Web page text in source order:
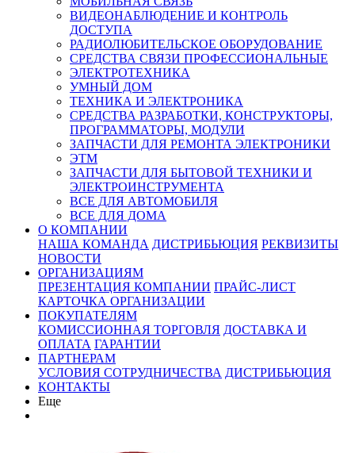
ВИДЕОНАБЛЮДЕНИЕ И КОНТРОЛЬ
ДОСТУПА
РАДИОЛЮБИТЕЛЬСКОЕ ОБОРУДОВАНИЕ
СРЕДСТВА СВЯЗИ ПРОФЕССИОНАЛЬНЫЕ
ЭЛЕКТРОТЕХНИКА
УМНЫЙ ДОМ
ТЕХНИКА И ЭЛЕКТРОНИКА
СРЕДСТВА РАЗРАБОТКИ, КОНСТРУКТОРЫ,
ПРОГРАММАТОРЫ, МОДУЛИ
ЗАПЧАСТИ ДЛЯ РЕМОНТА ЭЛЕКТРОНИКИ
ЭТМ
ЗАПЧАСТИ ДЛЯ БЫТОВОЙ ТЕХНИКИ И
ЭЛЕКТРОИНСТРУМЕНТА
ВСЕ ДЛЯ АВТОМОБИЛЯ
ВСЕ ДЛЯ ДОМА
О КОМПАНИИ
НАША КОМАНДА ДИСТРИБЬЮЦИЯ РЕКВИЗИТЫ
НОВОСТИ
ОРГАНИЗАЦИЯМ
ПРЕЗЕНТАЦИЯ КОМПАНИИ ПРАЙС-ЛИСТ
КАРТОЧКА ОРГАНИЗАЦИИ
ПОКУПАТЕЛЯМ
КОМИССИОННАЯ ТОРГОВЛЯ ДОСТАВКА И
ОПЛАТА ГАРАНТИИ
ПАРТНЕРАМ
УСЛОВИЯ СОТРУДНИЧЕСТВА ДИСТРИБЬЮЦИЯ
КОНТАКТЫ
Еще